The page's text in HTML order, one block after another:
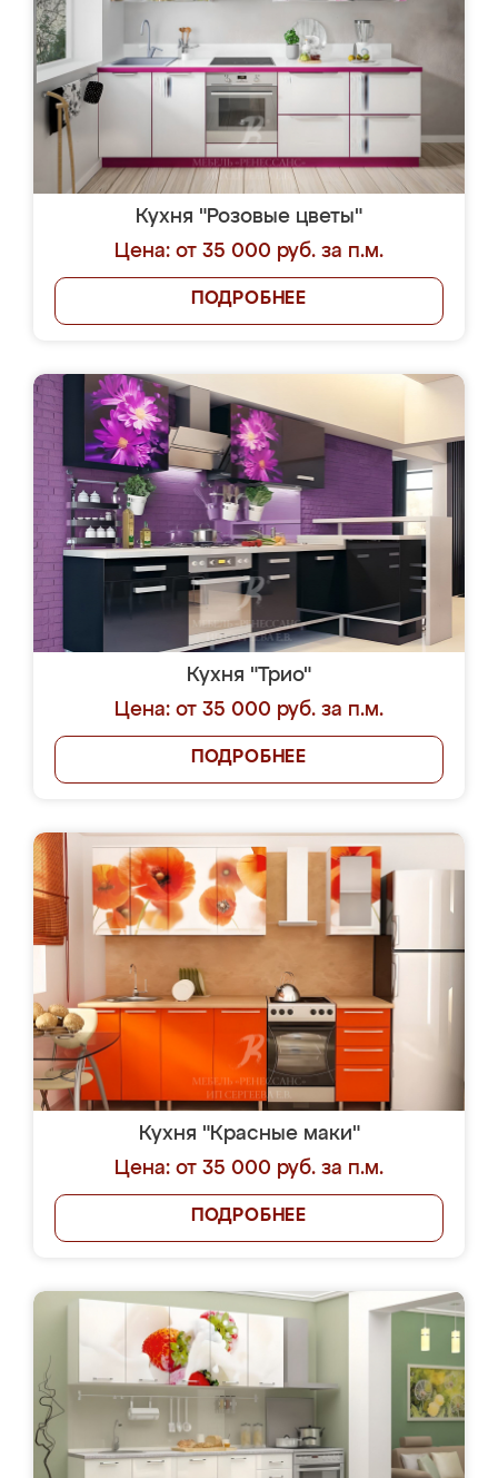
Кухня "Розовые цветы"
Цена: от 35 000 руб. за п.м.
ПОДРОБНЕЕ
Кухня "Трио"
Цена: от 35 000 руб. за п.м.
ПОДРОБНЕЕ
Кухня "Красные маки"
Цена: от 35 000 руб. за п.м.
ПОДРОБНЕЕ